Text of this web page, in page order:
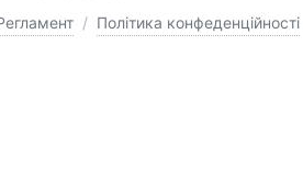
/ Політика конфеденційності